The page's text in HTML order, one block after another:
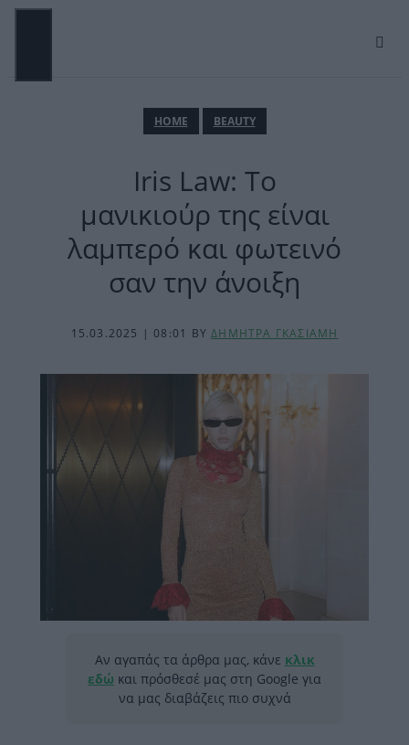
Μετάβαση
ΗΟΜΕ BEAUTY
Iris Law: Το
μανικιούρ της είναι
λαμπερό και φωτεινό
σαν την άνοιξη
15.03.2025 | 08:01 BYΔΗΜΗΤΡΑ ΓΚΑΣΙΑΜΗ
Αν αγαπάς τα άρθρα μας, κάνε κλικ
εδώ και πρόσθεσέ μας στη Google για
να μας διαβάζεις πιο συχνά